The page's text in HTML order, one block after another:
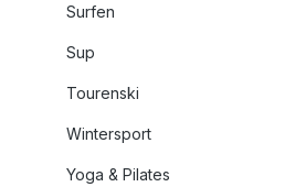
Surfen
Sup
Tourenski
Wintersport
Yoga & Pilates